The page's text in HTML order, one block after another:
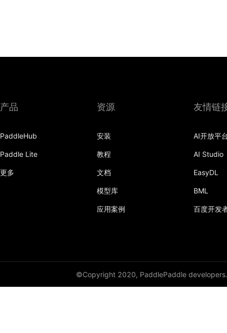
产品
PaddleHub
Paddle Lite
更多
资源
安装
教程
文档
模型库
应用案例
友情链
AI开放平
AI Studio
EasyDL
BML
百度开发
©Copyright 2020, PaddlePaddle developers.